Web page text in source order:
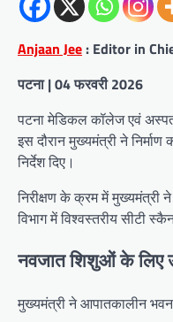
Anjaan Jee : Editor in
पटना | 04 फरवरी 2026
पटना मेडिकल कॉलेज एवं
इस दौरान मुख्यमंत्री ने
निर्देश दिए।
निरीक्षण के क्रम में मुख्यमंत्री
विभाग में विश्वस्तरीय सीटी
नवजात शिशुओं के लिए
मुख्यमंत्री ने आपातकालीन